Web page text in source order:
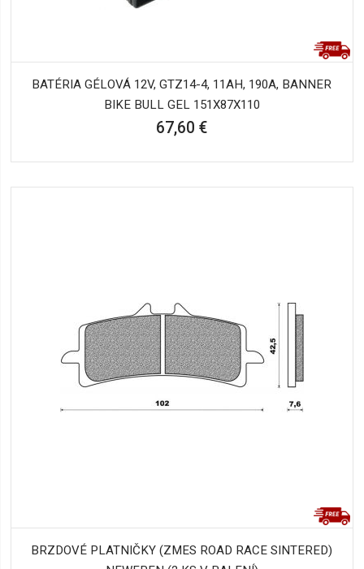
BATÉRIA GÉLOVÁ 12V, GTZ14-4, 11AH, 190A, BANNER
BIKE BULL GEL 151X87X110
67,60 €
BRZDOVÉ PLATNIČKY (ZMES ROAD RACE SINTERED)